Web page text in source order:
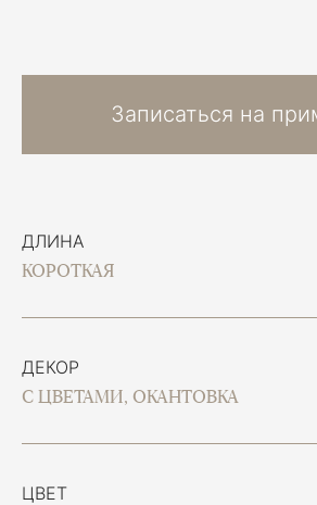
ДЛИНА
КОРОТКАЯ
ДЕКОР
С ЦВЕТАМИ, ОКАНТОВКА
ЦВЕТ
Записаться на